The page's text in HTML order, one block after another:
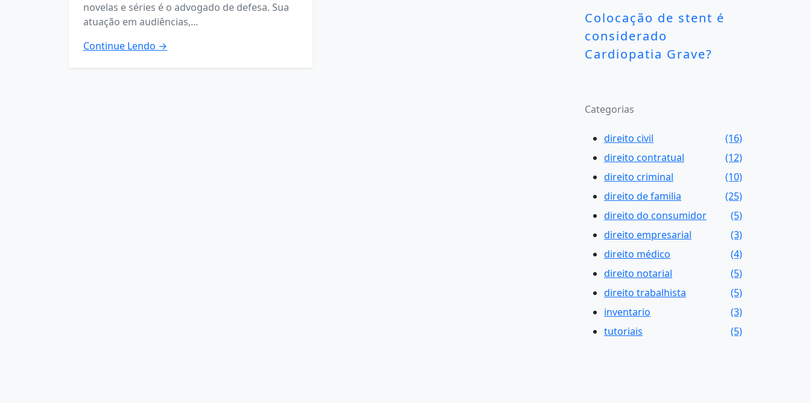
novelas e séries é o advogado de defesa. Sua
atuação em audiências,...
Continue Lendo →
Colocação de stent é
considerado
Cardiopatia Grave?
Categorias
direito civil
(16)
direito contratual
(12)
direito criminal
(10)
direito de familia
(25)
direito do consumidor
(5)
direito empresarial
(3)
direito médico
(4)
direito notarial
(5)
direito trabalhista
(5)
inventario
(3)
tutoriais
(5)